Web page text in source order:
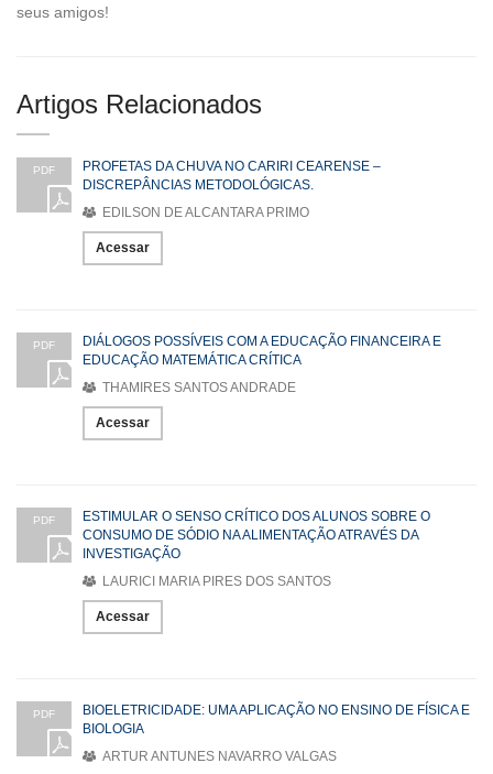
seus amigos!
Artigos Relacionados
PDF
PROFETAS DA CHUVA NO CARIRI CEARENSE –
DISCREPÂNCIAS METODOLÓGICAS.
EDILSON DE ALCANTARA PRIMO
Acessar
PDF
DIÁLOGOS POSSÍVEIS COM A EDUCAÇÃO FINANCEIRA E
EDUCAÇÃO MATEMÁTICA CRÍTICA
THAMIRES SANTOS ANDRADE
Acessar
PDF
ESTIMULAR O SENSO CRÍTICO DOS ALUNOS SOBRE O
CONSUMO DE SÓDIO NA ALIMENTAÇÃO ATRAVÉS DA
INVESTIGAÇÃO
LAURICI MARIA PIRES DOS SANTOS
Acessar
PDF
BIOELETRICIDADE: UMA APLICAÇÃO NO ENSINO DE FÍSICA E
BIOLOGIA
ARTUR ANTUNES NAVARRO VALGAS